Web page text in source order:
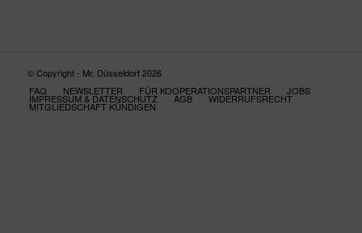
© Copyright - Mr. Düsseldorf 2026
FAQ
NEWSLETTER FÜR KOOPERATIONSPARTNER JOBS
IMPRESSUM & DATENSCHUTZ AGB WIDERRUFSRECHT
MITGLIEDSCHAFT KÜNDIGEN